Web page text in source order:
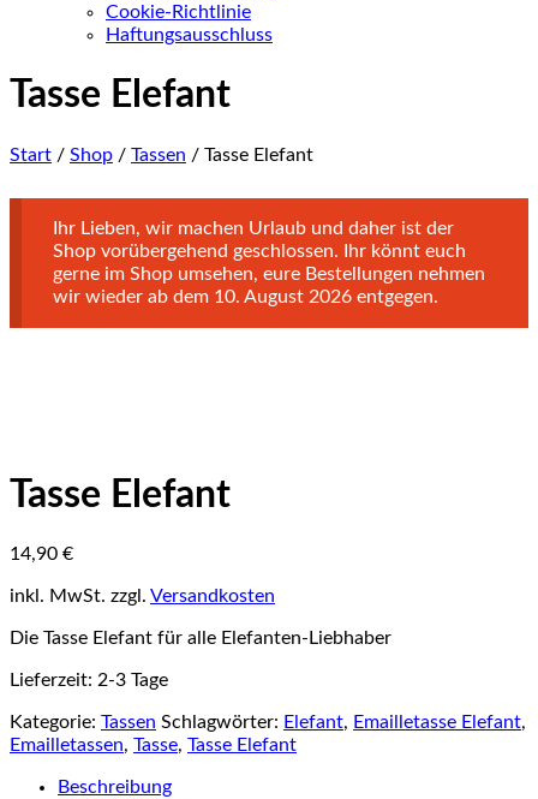
Cookie-Richtlinie
Haftungsausschluss
Tasse Elefant
Start / Shop / Tassen / Tasse Elefant
Ihr Lieben, wir machen Urlaub und daher ist der
Shop vorübergehend geschlossen. Ihr könnt euch
gerne im Shop umsehen, eure Bestellungen nehmen
wir wieder ab dem 10. August 2026 entgegen.
Tasse Elefant
14,90 €
inkl. MwSt. zzgl. Versandkosten
Die Tasse Elefant für alle Elefanten-Liebhaber
Lieferzeit: 2-3 Tage
Kategorie: Tassen Schlagwörter: Elefant, Emailletasse Elefant,
Emailletassen, Tasse, Tasse Elefant
Beschreibung